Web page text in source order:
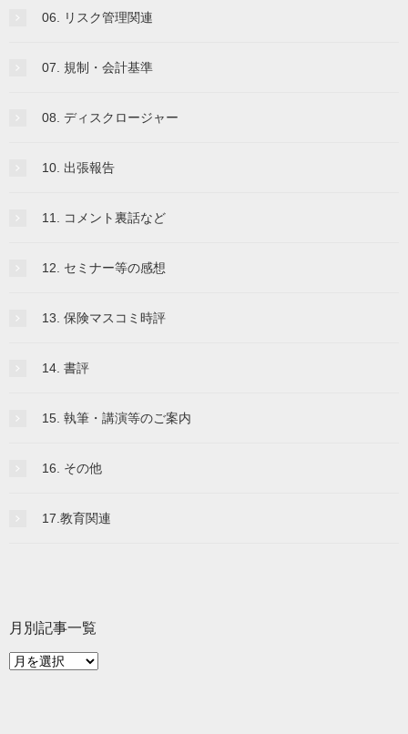
06. リスク管理関連
07. 規制・会計基準
08. ディスクロージャー
10. 出張報告
11. コメント裏話など
12. セミナー等の感想
13. 保険マスコミ時評
14. 書評
15. 執筆・講演等のご案内
16. その他
17.教育関連
月別記事一覧
月